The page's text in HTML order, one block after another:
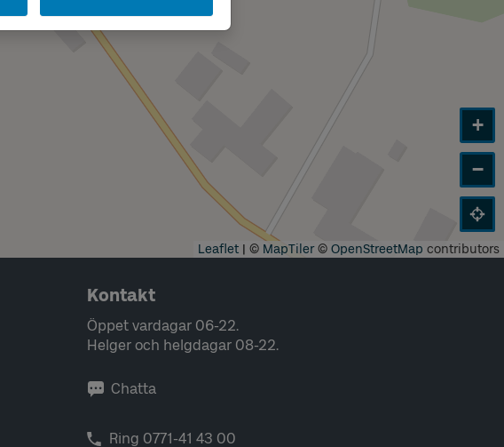
+
−
Leaflet | © MapTiler© OpenStreetMap contributors
Kontakt
Öppet vardagar 06-22.
Helger och helgdagar 08-22.
Chatta
Ring 0771-41 43 00